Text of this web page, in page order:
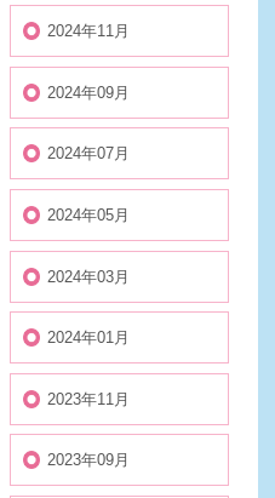
2024年11月
2024年09月
2024年07月
2024年05月
2024年03月
2024年01月
2023年11月
2023年09月